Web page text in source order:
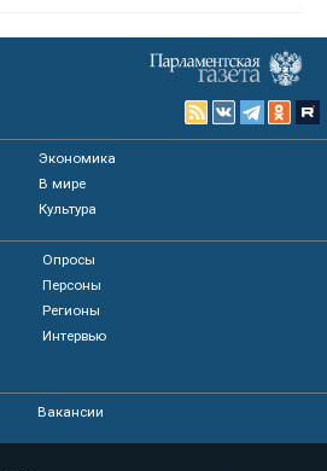
Экономика
В мире
Культура
Опросы
Персоны
Регионы
Интервью
Вакансии